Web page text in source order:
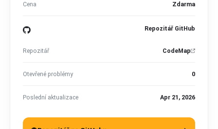
Cena Zdarma
Repozitář GitHub
Repozitář CodeMap
Otevřené problémy 0
Poslední aktualizace Apr 21, 2026